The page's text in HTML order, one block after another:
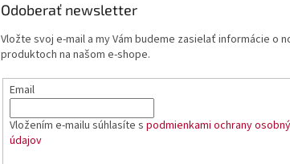
Odoberať newsletter
Vložte svoj e-mail a my Vám budeme zasielať informácie o
produktoch na našom e-shope.
Email
Vložením e-mailu súhlasíte spodmienkami ochrany
údajov